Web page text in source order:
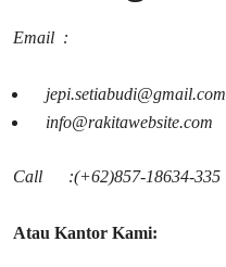
Email :
jepi.setiabudi@gmail.com
info@rakitawebsite.com
Call :(+62)857-18634-335
Atau Kantor Kami: